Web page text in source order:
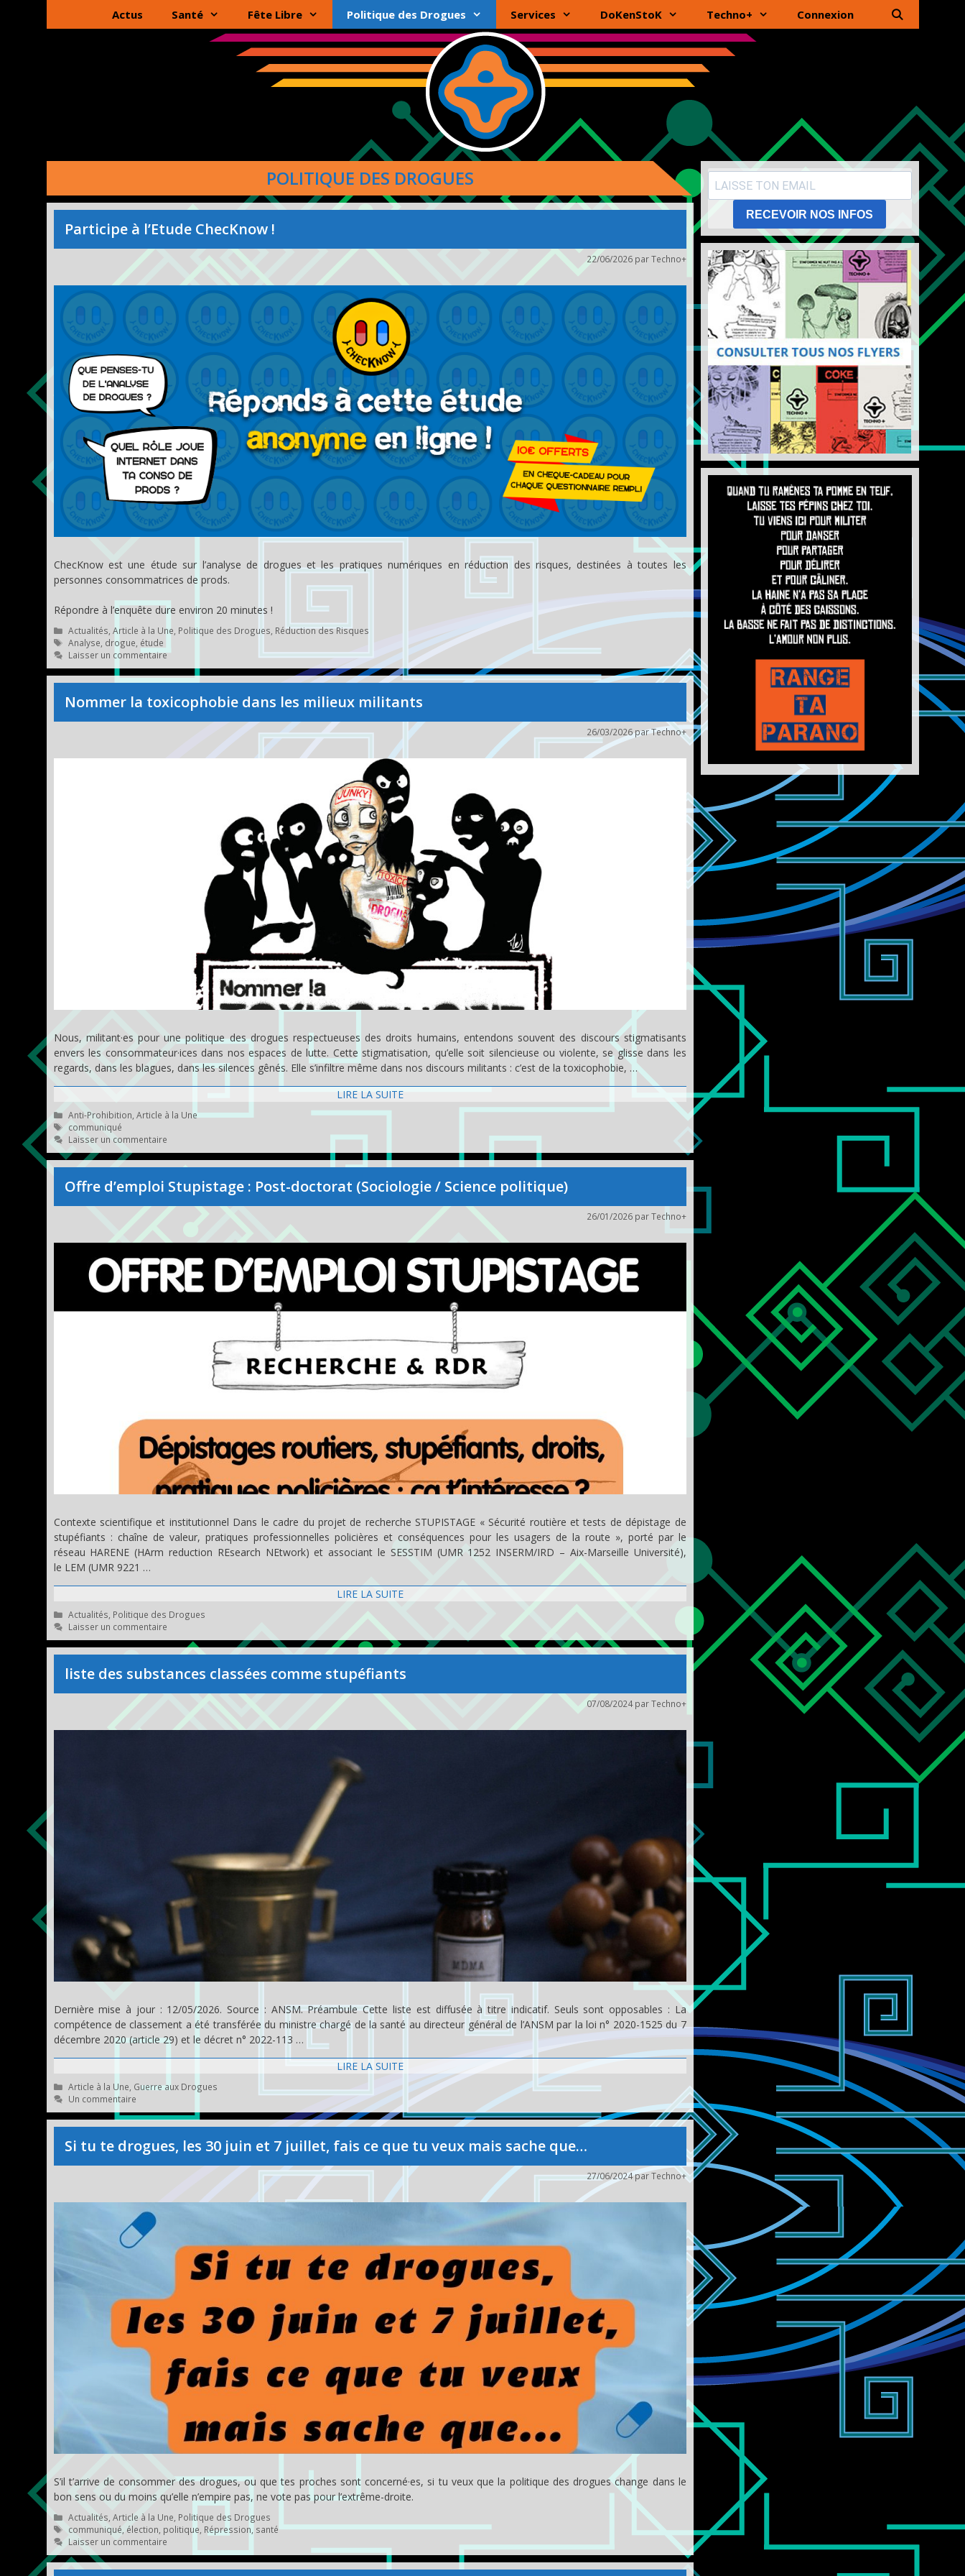
Actus Santé Fête Libre Politique des Drogues Services DoKenStoK Techno+ Connexion
POLITIQUE DES DROGUES
Participe à l’Etude ChecKnow !
22/06/2026 parTechno+
ChecKnow est une étude sur l’analyse de drogues et les pratiques numériques en réduction des risques, destinées à toutes les
personnes consommatrices de prods.
Répondre à l’enquête dure environ 20 minutes !
Catégories
Actualités Article à la Une Politique des Drogues Réduction des Risques
Étiquettes
Analyse drogue étude
Laisser un commentaire
Nommer la toxicophobie dans les milieux militants
26/03/2026parTechno+
Nous, militant·es pour une politique des drogues respectueuses des droits humains, entendons souvent des discours stigmatisants
envers les consommateur·ices dans nos espaces de lutte. Cette stigmatisation, qu’elle soit silencieuse ou violente, se glisse dans les
regards, dans les blagues, dans les silences gênés. Elle s’infiltre même dans nos discours militants : c’est de la toxicophobie, …
LIRE LA SUITE
Catégories
Anti-Prohibition Article à la Une
Étiquettes
communiqué
Laisser un commentaire
Offre d’emploi Stupistage : Post-doctorat (Sociologie / Science politique)
26/01/2026 parTechno+
Contexte scientifique et institutionnel Dans le cadre du projet de recherche STUPISTAGE « Sécurité routière et tests de dépistage de
stupéfiants : chaîne de valeur, pratiques professionnelles policières et conséquences pour les usagers de la route », porté par le
réseau HARENE (HArm reduction REsearch NEtwork) et associant le SESSTIM (UMR 1252 INSERM/IRD – Aix-Marseille Université),
le LEM (UMR 9221 …
LIRE LA SUITE
Catégories
Actualités Politique des Drogues
Laisser un commentaire
liste des substances classées comme stupéfiants
07/08/2024 parTechno+
Dernière mise à jour : 12/05/2026. Source : ANSM. Préambule Cette liste est diffusée à titre indicatif. Seuls sont opposables : La
compétence de classement a été transférée du ministre chargé de la santé au directeur général de l’ANSM par la loi n° 2020-1525 du 7
décembre 2020 (article 29) et le décret n° 2022-113 …
LIRE LA SUITE
Catégories
Article à la Une Guerre aux Drogues
Un commentaire
Si tu te drogues, les 30 juin et 7 juillet, fais ce que tu veux mais sache que…
27/06/2024parTechno+
S’il t’arrive de consommer des drogues, ou que tes proches sont concerné·es, si tu veux que la politique des drogues change dans le
bon sens ou du moins qu’elle n’empire pas, ne vote pas pour l’extrême-droite.
Catégories
Actualités Article à la Une Politique des Drogues
Étiquettes
communiqué élection politique Répression santé
Laisser un commentaire
RECEVOIR NOS INFOS